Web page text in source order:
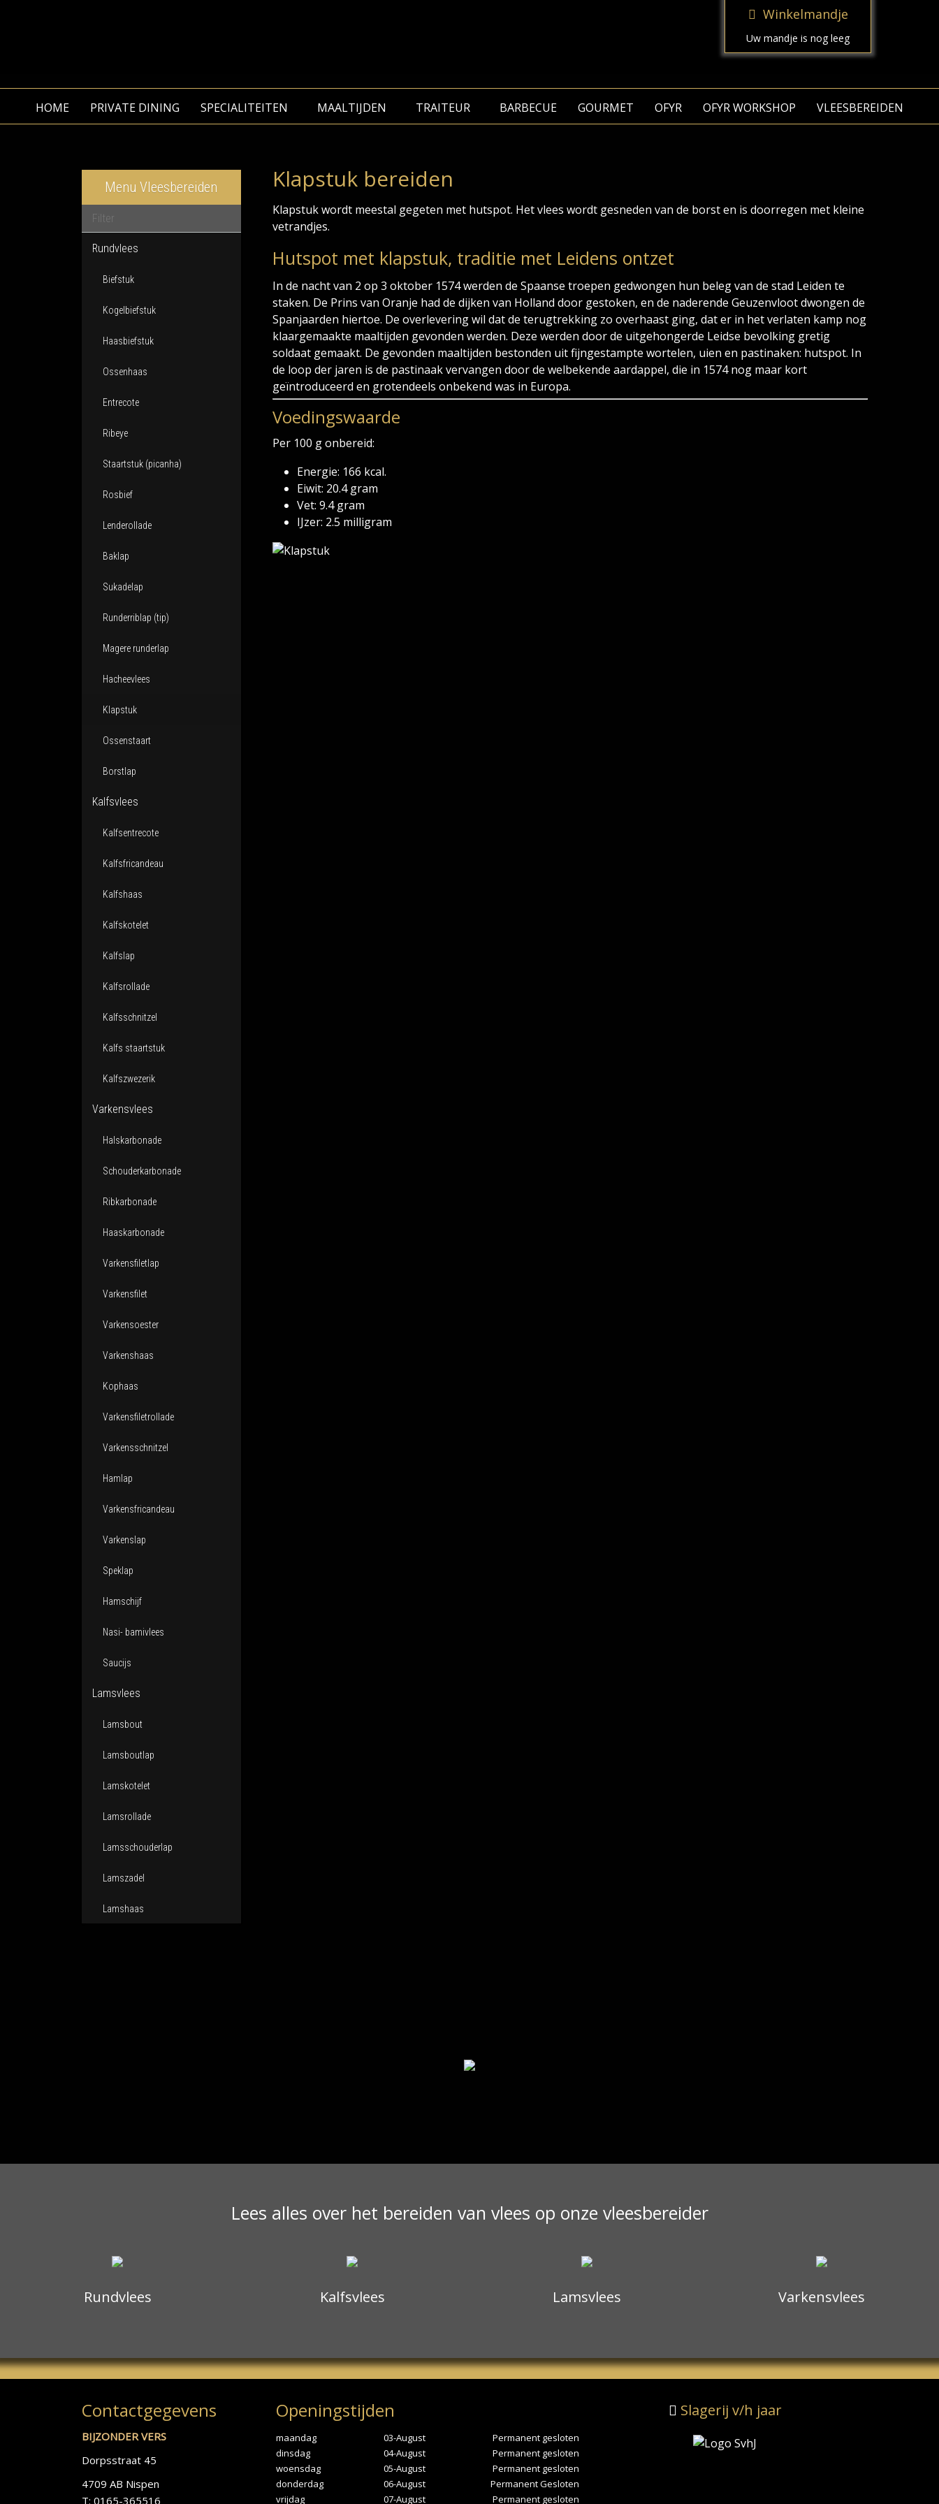
Winkelmandje
Uw mandje is nog leeg
HOME PRIVATE DINING SPECIALITEITEN MAALTIJDEN TRAITEUR BARBECUE GOURMET OFYR OFYR WORKSHOP VLEESBEREIDEN
Menu Vleesbereiden
Rundvlees
Biefstuk
Kogelbiefstuk
Haasbiefstuk
Ossenhaas
Entrecote
Ribeye
Staartstuk (picanha)
Rosbief
Lenderollade
Baklap
Sukadelap
Runderriblap (tip)
Magere runderlap
Hacheevlees
Klapstuk
Ossenstaart
Borstlap
Kalfsvlees
Kalfsentrecote
Kalfsfricandeau
Kalfshaas
Kalfskotelet
Kalfslap
Kalfsrollade
Kalfsschnitzel
Kalfs staartstuk
Kalfszwezerik
Varkensvlees
Halskarbonade
Schouderkarbonade
Ribkarbonade
Haaskarbonade
Varkensfiletlap
Varkensfilet
Varkensoester
Varkenshaas
Kophaas
Varkensfiletrollade
Varkensschnitzel
Hamlap
Varkensfricandeau
Varkenslap
Speklap
Hamschijf
Nasi- bamivlees
Saucijs
Lamsvlees
Lamsbout
Lamsboutlap
Lamskotelet
Lamsrollade
Lamsschouderlap
Lamszadel
Lamshaas
Klapstuk bereiden
Klapstuk wordt meestal gegeten met hutspot. Het vlees wordt gesneden van de borst en is doorregen met kleine
vetrandjes.
Hutspot met klapstuk, traditie met Leidens ontzet
In de nacht van 2 op 3 oktober 1574 werden de Spaanse troepen gedwongen hun beleg van de stad Leiden te
staken. De Prins van Oranje had de dijken van Holland door gestoken, en de naderende Geuzenvloot dwongen de
Spanjaarden hiertoe. De overlevering wil dat de terugtrekking zo overhaast ging, dat er in het verlaten kamp nog
klaargemaakte maaltijden gevonden werden. Deze werden door de uitgehongerde Leidse bevolking gretig
soldaat gemaakt. De gevonden maaltijden bestonden uit fijngestampte wortelen, uien en pastinaken: hutspot. In
de loop der jaren is de pastinaak vervangen door de welbekende aardappel, die in 1574 nog maar kort
geïntroduceerd en grotendeels onbekend was in Europa.
Voedingswaarde
Per 100 g onbereid:
Energie: 166 kcal.
Eiwit: 20.4 gram
Vet: 9.4 gram
IJzer: 2.5 milligram
Lees alles over het bereiden van vlees op onze vleesbereider
Rundvlees Kalfsvlees Lamsvlees Varkensvlees
Contactgegevens
BIJZONDER VERS
Dorpsstraat 45
4709 AB Nispen
T: 0165-365516
Openingstijden
maandag 03-August
Permanent gesloten
dinsdag
04-August
Permanent gesloten
woensdag
05-August
Permanent gesloten
donderdag
06-August
Permanent Gesloten
vrijdag
07-August Permanent gesloten
Slagerij v/h jaar